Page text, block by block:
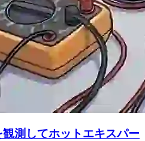
測してホットエキスパー